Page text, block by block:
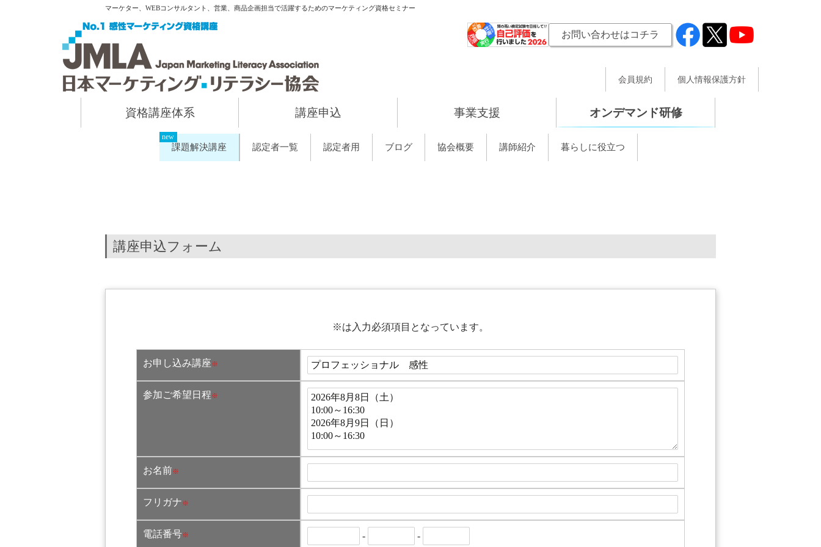
マーケター、WEBコンサルタント、営業、商品企画担当で活躍するためのマーケティング資格セミナー
お問い合わせはコチラ
会員規約 個人情報保護方針
資格講座体系 講座申込 事業支援 オンデマンド研修
課題解決講座 認定者一覧 認定者用 ブログ 協会概要 講師紹介 暮らしに役立つ
講座申込フォーム
※は入力必須項目となっています。
お申し込み講座※
参加ご希望日程※
お名前※
フリガナ※
電話番号※ - -